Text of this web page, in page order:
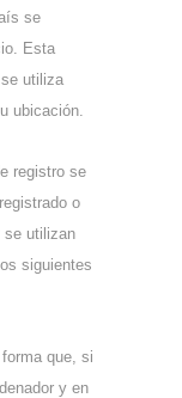
se
Esta
utiliza
ubicación.
registro se
o
se utilizan
siguientes
que, si
y en